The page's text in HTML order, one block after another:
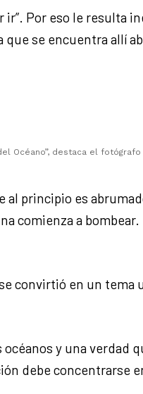
Por eso le resulta
se encuentra allí
Océano”, destaca el fotógrafo
principio es
comienza a bombear.
convirtió en un tema
y una verdad
debe concentrarse